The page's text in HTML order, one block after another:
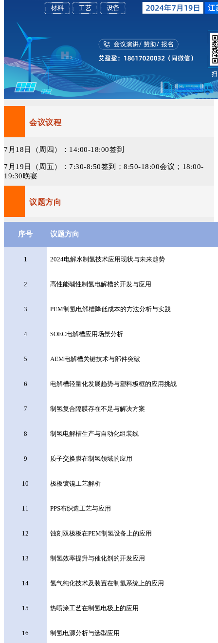
会议议程
7月18日（周四）：14:00-18:00签到
7月19日（周五）：7:30-8:50签到；8:50-18:00会议；18:00-
19:30晚宴
议题方向
序号 议题方向
1 2024电解水制氢技术应用现状与未来趋势
2 高性能碱性制氢电解槽的开发与应用
3 PEM制氢电解槽降低成本的方法分析与实践
4 SOEC电解槽应用场景分析
5 AEM电解槽关键技术与部件突破
6 电解槽轻量化发展趋势与塑料极框的应用挑战
7 制氢复合隔膜存在不足与解决方案
8 制氢电解槽生产与自动化组装线
9 质子交换膜在制氢领域的应用
10 极板镀镍工艺解析
11 PPS布织造工艺与应用
12 蚀刻双极板在PEM制氢设备上的应用
13 制氢效率提升与催化剂的开发应用
14 氢气纯化技术及装置在制氢系统上的应用
15 热喷涂工艺在制氢电极上的应用
16 制氢电源分析与选型应用